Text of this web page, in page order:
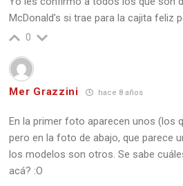
McDonald’s si trae para la cajita feliz
0
Mer Grazzini hace 8 años
En la primer foto aparecen unos (los
pero en la foto de abajo, que parece
los modelos son otros. Se sabe
acá? :O